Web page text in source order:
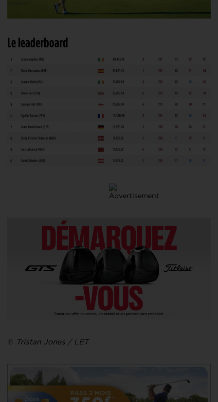
Le leaderboard
© Tristan Jones / LET